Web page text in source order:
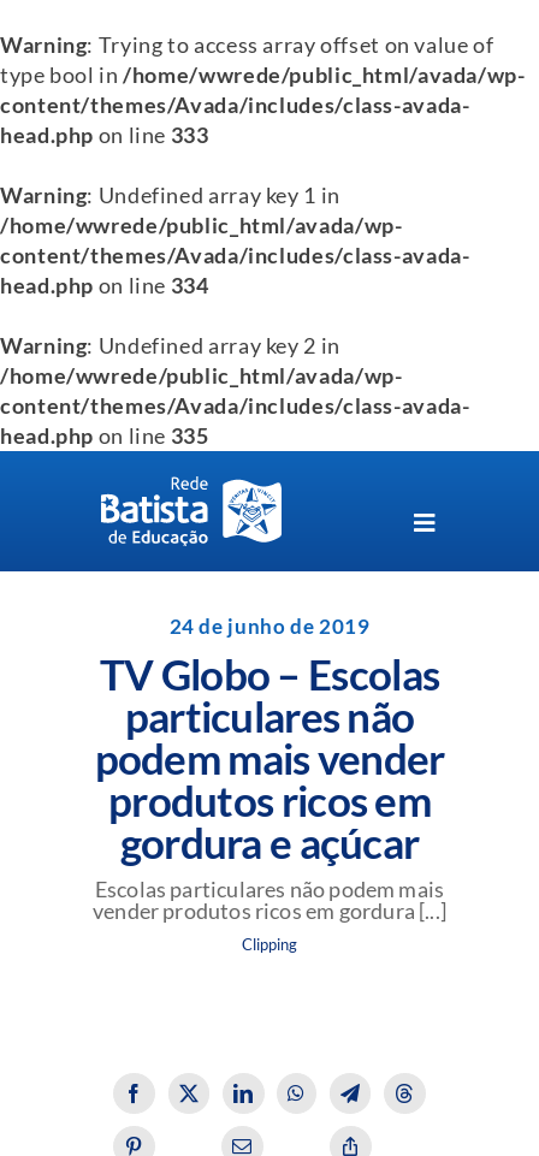
Warning: Trying to access array offset on value of
type bool in/home/wwrede/public_html/avada/wp-
content/themes/Avada/includes/class-avada-
head.php on line 333
Warning: Undefined array key 1 in
/home/wwrede/public_html/avada/wp-
content/themes/Avada/includes/class-avada-
head.php on line 334
Warning: Undefined array key 2 in
/home/wwrede/public_html/avada/wp-
content/themes/Avada/includes/class-avada-
head.php on line 335
Toggle
Navigation
Perguntas Frequentes
Blog da Rede Batista
24 de junho de 2019
TV Globo – Escolas
particulares não
podem mais vender
produtos ricos em
gordura e açúcar
Escolas particulares não podem mais
vender produtos ricos em gordura [...]
Clipping